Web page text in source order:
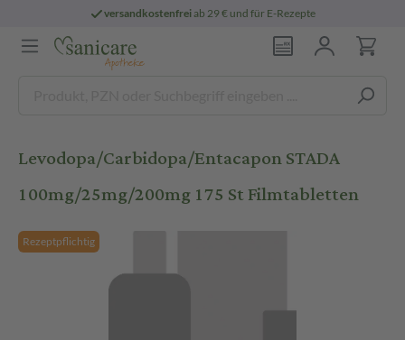
versandkostenfreiab 29 € und für E-Rezepte
Levodopa/Carbidopa/Entacapon STADA
100mg/25mg/200mg 175 St Filmtabletten
Rezeptpflichtig